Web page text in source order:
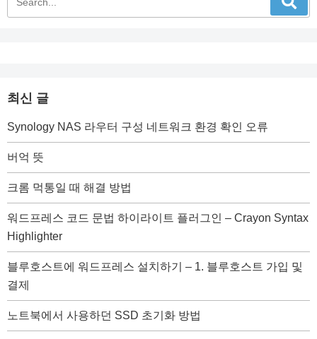
최신 글
Synology NAS 라우터 구성 네트워크 환경 확인 오류
버억 뜻
크롬 먹통일 때 해결 방법
워드프레스 코드 문법 하이라이트 플러그인 – Crayon Syntax
Highlighter
블루호스트에 워드프레스 설치하기 – 1. 블루호스트 가입 및
결제
노트북에서 사용하던 SSD 초기화 방법